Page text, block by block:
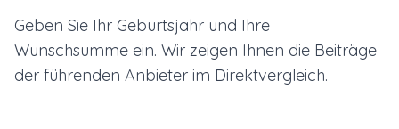
Geben Sie Ihr Geburtsjahr und Ihre
Wunschsumme ein. Wir zeigen Ihnen die Beiträge
der führenden Anbieter im Direktvergleich.